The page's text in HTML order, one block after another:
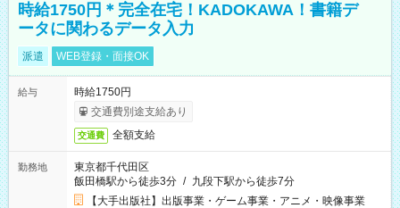
時給1750円＊完全在宅！KADOKAWA！書籍デ
ータに関わるデータ入力
派遣 WEB登録・面接OK
給与
時給1750円
交通費別途支給あり
交通費 全額支給
勤務地
東京都千代田区
飯田橋駅から徒歩3分 / 九段下駅から徒歩7分
【大手出版社】出版事業・ゲーム事業・アニメ・映像事業